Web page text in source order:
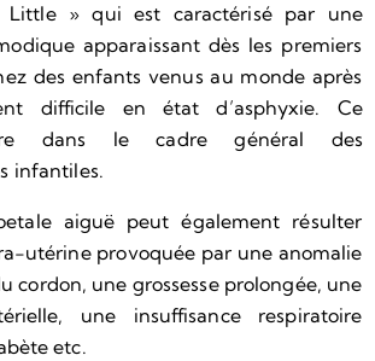
Little » qui est caractérisé par une
apparaissant dès les premiers
des enfants venus au monde après
difficile en état d’asphyxie. Ce
dans le cadre général des
infantiles.
aiguë peut également résulter
utérine provoquée par une anomalie
cordon, une grossesse prolongée, une
une insuffisance respiratoire
etc.